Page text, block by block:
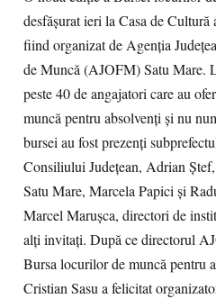
desfăşurat ieri la Casa de
fiind organizat de Agenţia
de Muncă (AJOFM) Satu Mare.
peste 40 de angajatori care au
muncă pentru absolvenţi şi nu
bursei au fost prezenţi
Consiliului Judeţean, Adrian
Satu Mare, Marcela Papici şi
Marcel Maruşca, directori de
alţi invitaţi. După ce directorul
Bursa locurilor de muncă pentru
Cristian Sasu a felicitat